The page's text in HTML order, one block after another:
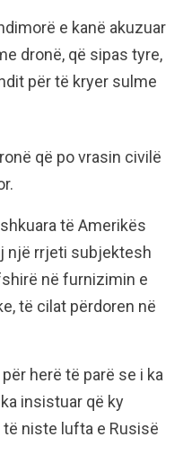
e kanë akuzuar
dronë, që sipas tyre,
për të kryer sulme
që po vrasin civilë
të Amerikës
një rrjeti subjektesh
në furnizimin e
të cilat përdoren në
herë të parë se i ka
insistuar që ky
niste lufta e Rusisë